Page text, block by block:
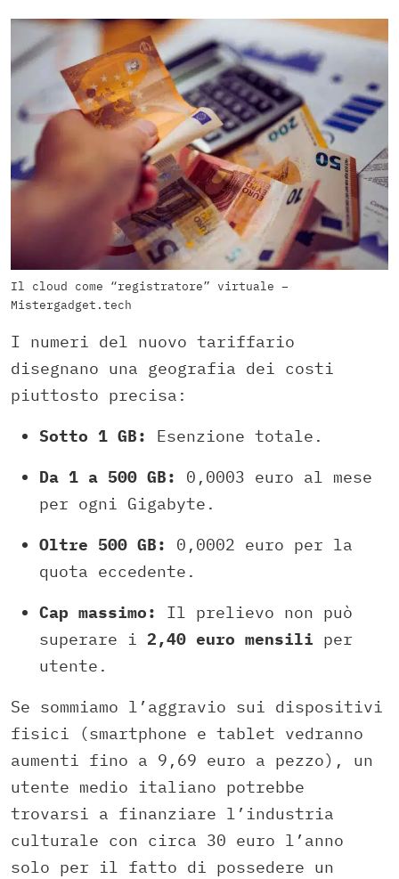
Il cloud come “registratore” virtuale –
Mistergadget.tech
I numeri del nuovo tariffario
disegnano una geografia dei costi
piuttosto precisa:
Sotto 1 GB:
Esenzione totale.
Da 1 a 500 GB:
0,0003 euro al mese
per ogni Gigabyte.
Oltre 500 GB:
0,0002 euro per la
quota eccedente.
Cap massimo:
Il prelievo non può
superare i 2,40 euro mensili per
utente.
Se sommiamo l’aggravio sui dispositivi
fisici (smartphone e tablet vedranno
aumenti fino a 9,69 euro a pezzo), un
utente medio italiano potrebbe
trovarsi a finanziare l’industria
culturale con circa 30 euro l’anno
solo per il fatto di possedere un